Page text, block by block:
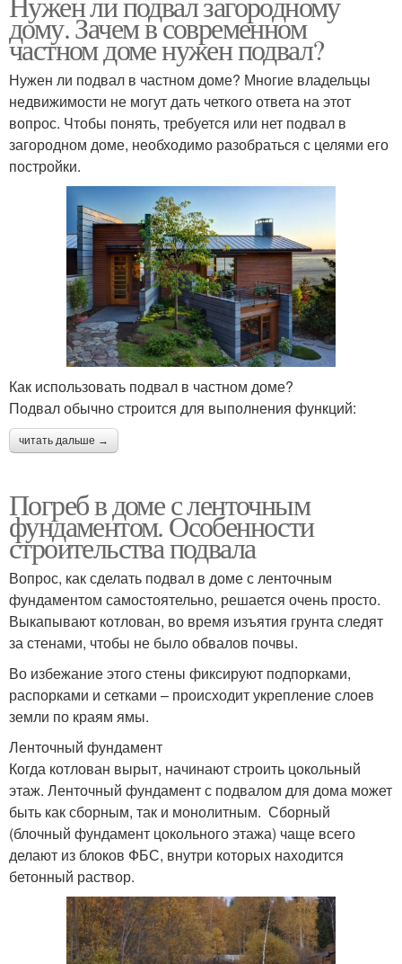
дому. Зачем в современном
частном доме нужен подвал?
Нужен ли подвал в частном доме? Многие владельцы
недвижимости не могут дать четкого ответа на этот
вопрос. Чтобы понять, требуется или нет подвал в
загородном доме, необходимо разобраться с целями его
постройки.
Как использовать подвал в частном доме?
Подвал обычно строится для выполнения функций:
читать дальше →
Погреб в доме с ленточным
фундаментом. Особенности
строительства подвала
Вопрос, как сделать подвал в доме с ленточным
фундаментом самостоятельно, решается очень просто.
Выкапывают котлован, во время изъятия грунта следят
за стенами, чтобы не было обвалов почвы.
Во избежание этого стены фиксируют подпорками,
распорками и сетками – происходит укрепление слоев
земли по краям ямы.
Ленточный фундамент
Когда котлован вырыт, начинают строить цокольный
этаж. Ленточный фундамент с подвалом для дома может
быть как сборным, так и монолитным. Сборный
(блочный фундамент цокольного этажа) чаще всего
делают из блоков ФБС, внутри которых находится
бетонный раствор.